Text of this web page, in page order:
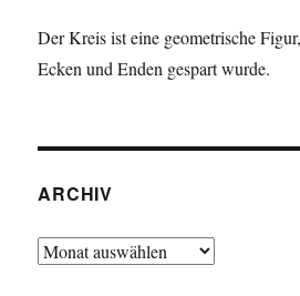
Der Kreis ist eine geometrische
Ecken und Enden gespart wurde.
ARCHIV
Archiv